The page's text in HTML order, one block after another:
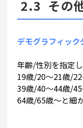
2.3 その
デモグラフィック
年齢/性別を指定
19歳/20～21歳/
39歳/40～44歳/
64歳/65歳～と細